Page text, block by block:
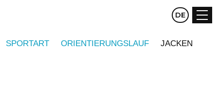
CZ EN
DE
SPORTART ORIENTIERUNGSLAUF JACKEN